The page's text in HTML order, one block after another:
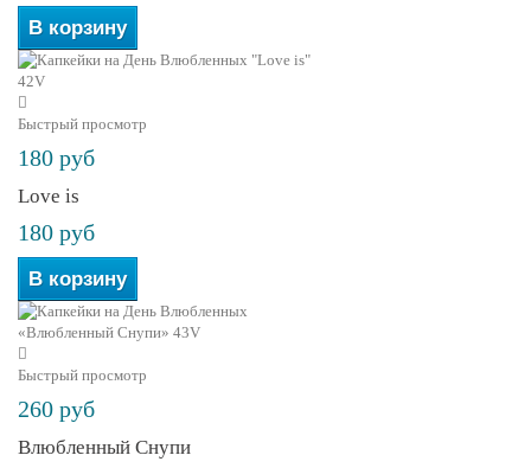
В корзину
Быстрый просмотр
180 руб
Love is
180 руб
В корзину
Быстрый просмотр
260 руб
Влюбленный Снупи